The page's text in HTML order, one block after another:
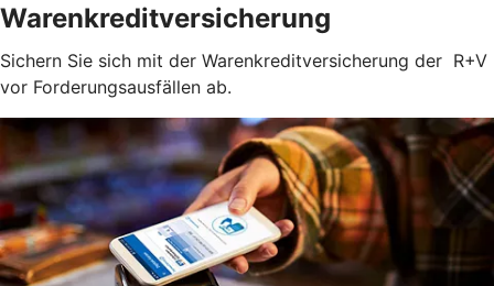
Warenkreditversicherung
Sichern Sie sich mit der Warenkreditversicherung der R+V
vor Forderungsausfällen ab.